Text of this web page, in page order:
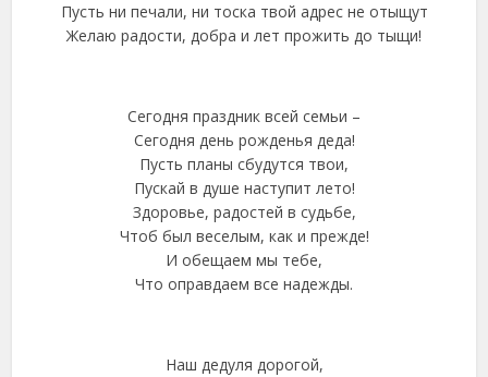
Пусть ни печали, ни тоска твой адрес не отыщут
Желаю радости, добра и лет прожить до тыщи!
Сегодня праздник всей семьи –
Сегодня день рожденья деда!
Пусть планы сбудутся твои,
Пускай в душе наступит лето!
Здоровье, радостей в судьбе,
Чтоб был веселым, как и прежде!
И обещаем мы тебе,
Что оправдаем все надежды.
Наш дедуля дорогой,